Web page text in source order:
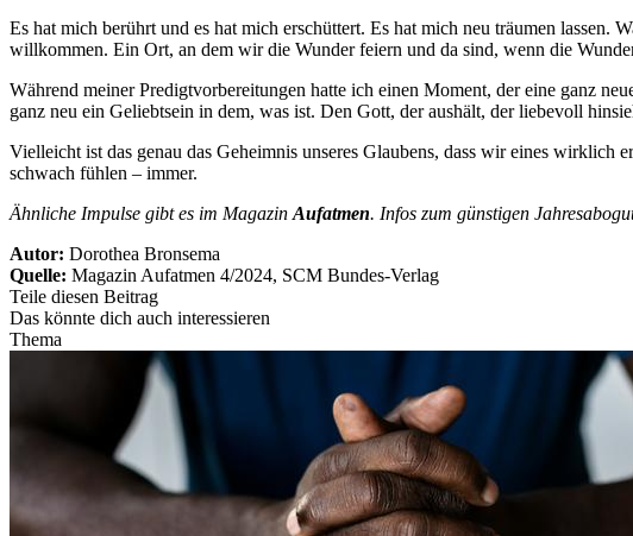
Es hat mich berührt und es hat mich erschüttert. Es hat mich neu träumen
willkommen. Ein Ort, an dem wir die Wunder feiern und da sind, wenn die
Während meiner Predigtvorbereitungen hatte ich einen Moment, der eine ganz
ganz neu ein Geliebtsein in dem, was ist. Den Gott, der aushält, der liebevoll
Vielleicht ist das genau das Geheimnis unseres Glaubens, dass wir eines
schwach fühlen – immer.
Ähnliche Impulse gibt es im Magazin Aufatmen. Infos zum günstigen
Autor: Dorothea Bronsema
Quelle: Magazin Aufatmen 4/2024, SCM Bundes-Verlag
Teile diesen Beitrag
Das könnte dich auch interessieren
Thema